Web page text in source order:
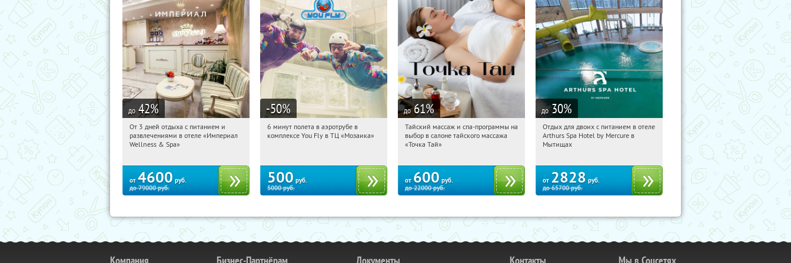
до 42%
12:31:45 Купили:
Калужская обл., г. Обнинск, Киевское
От 3 дней отдыха с питанием и
развлечениями в отеле «Империал
Wellness & Spa»
от 4600 руб.
до79000руб.
-50%
12:31:45 Купили:
6 минут полета в аэротрубе в
комплексе You Fly в ТЦ «Мозаика»
500 руб.
5000руб.
до 61%
12:31:45 Купили: 23
Чертановская
Тайский массаж и спа-программы на
выбор в салоне тайского массажа
«Точка Тай»
от 600 руб.
до22000руб.
до 30%
12:31:45
Купи первым!
Московская обл., г. Мытищи, д.
Отдых для двоих с питанием в отеле
Arthurs Spa Hotel by Mercure в
Мытищах
от 2828 руб.
до65700руб.